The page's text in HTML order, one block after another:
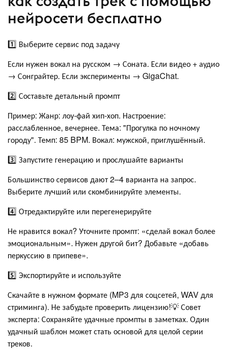
нейросети бесплатно
1️⃣ Выберите сервис под задачу
Если нужен вокал на русском → Соната. Если видео + аудио
→ Сонграйтер. Если эксперименты → GigaChat.
2️⃣ Составьте детальный промпт
Пример: Жанр: лоу-фай хип-хоп. Настроение:
расслабленное, вечернее. Тема: "Прогулка по ночному
городу". Темп: 85 BPM. Вокал: мужской, приглушённый.
3️⃣ Запустите генерацию и прослушайте варианты
Большинство сервисов дают 2–4 варианта на запрос.
Выберите лучший или скомбинируйте элементы.
4️⃣ Отредактируйте или перегенерируйте
Не нравится вокал? Уточните промпт: «сделай вокал более
эмоциональным». Нужен другой бит? Добавьте «добавь
перкуссию в припеве».
5️⃣ Экспортируйте и используйте
Скачайте в нужном формате (MP3 для соцсетей, WAV для
стриминга). Не забудьте проверить лицензию!💡 Совет
эксперта: Сохраняйте удачные промпты в заметках. Один
удачный шаблон может стать основой для целой серии
треков.